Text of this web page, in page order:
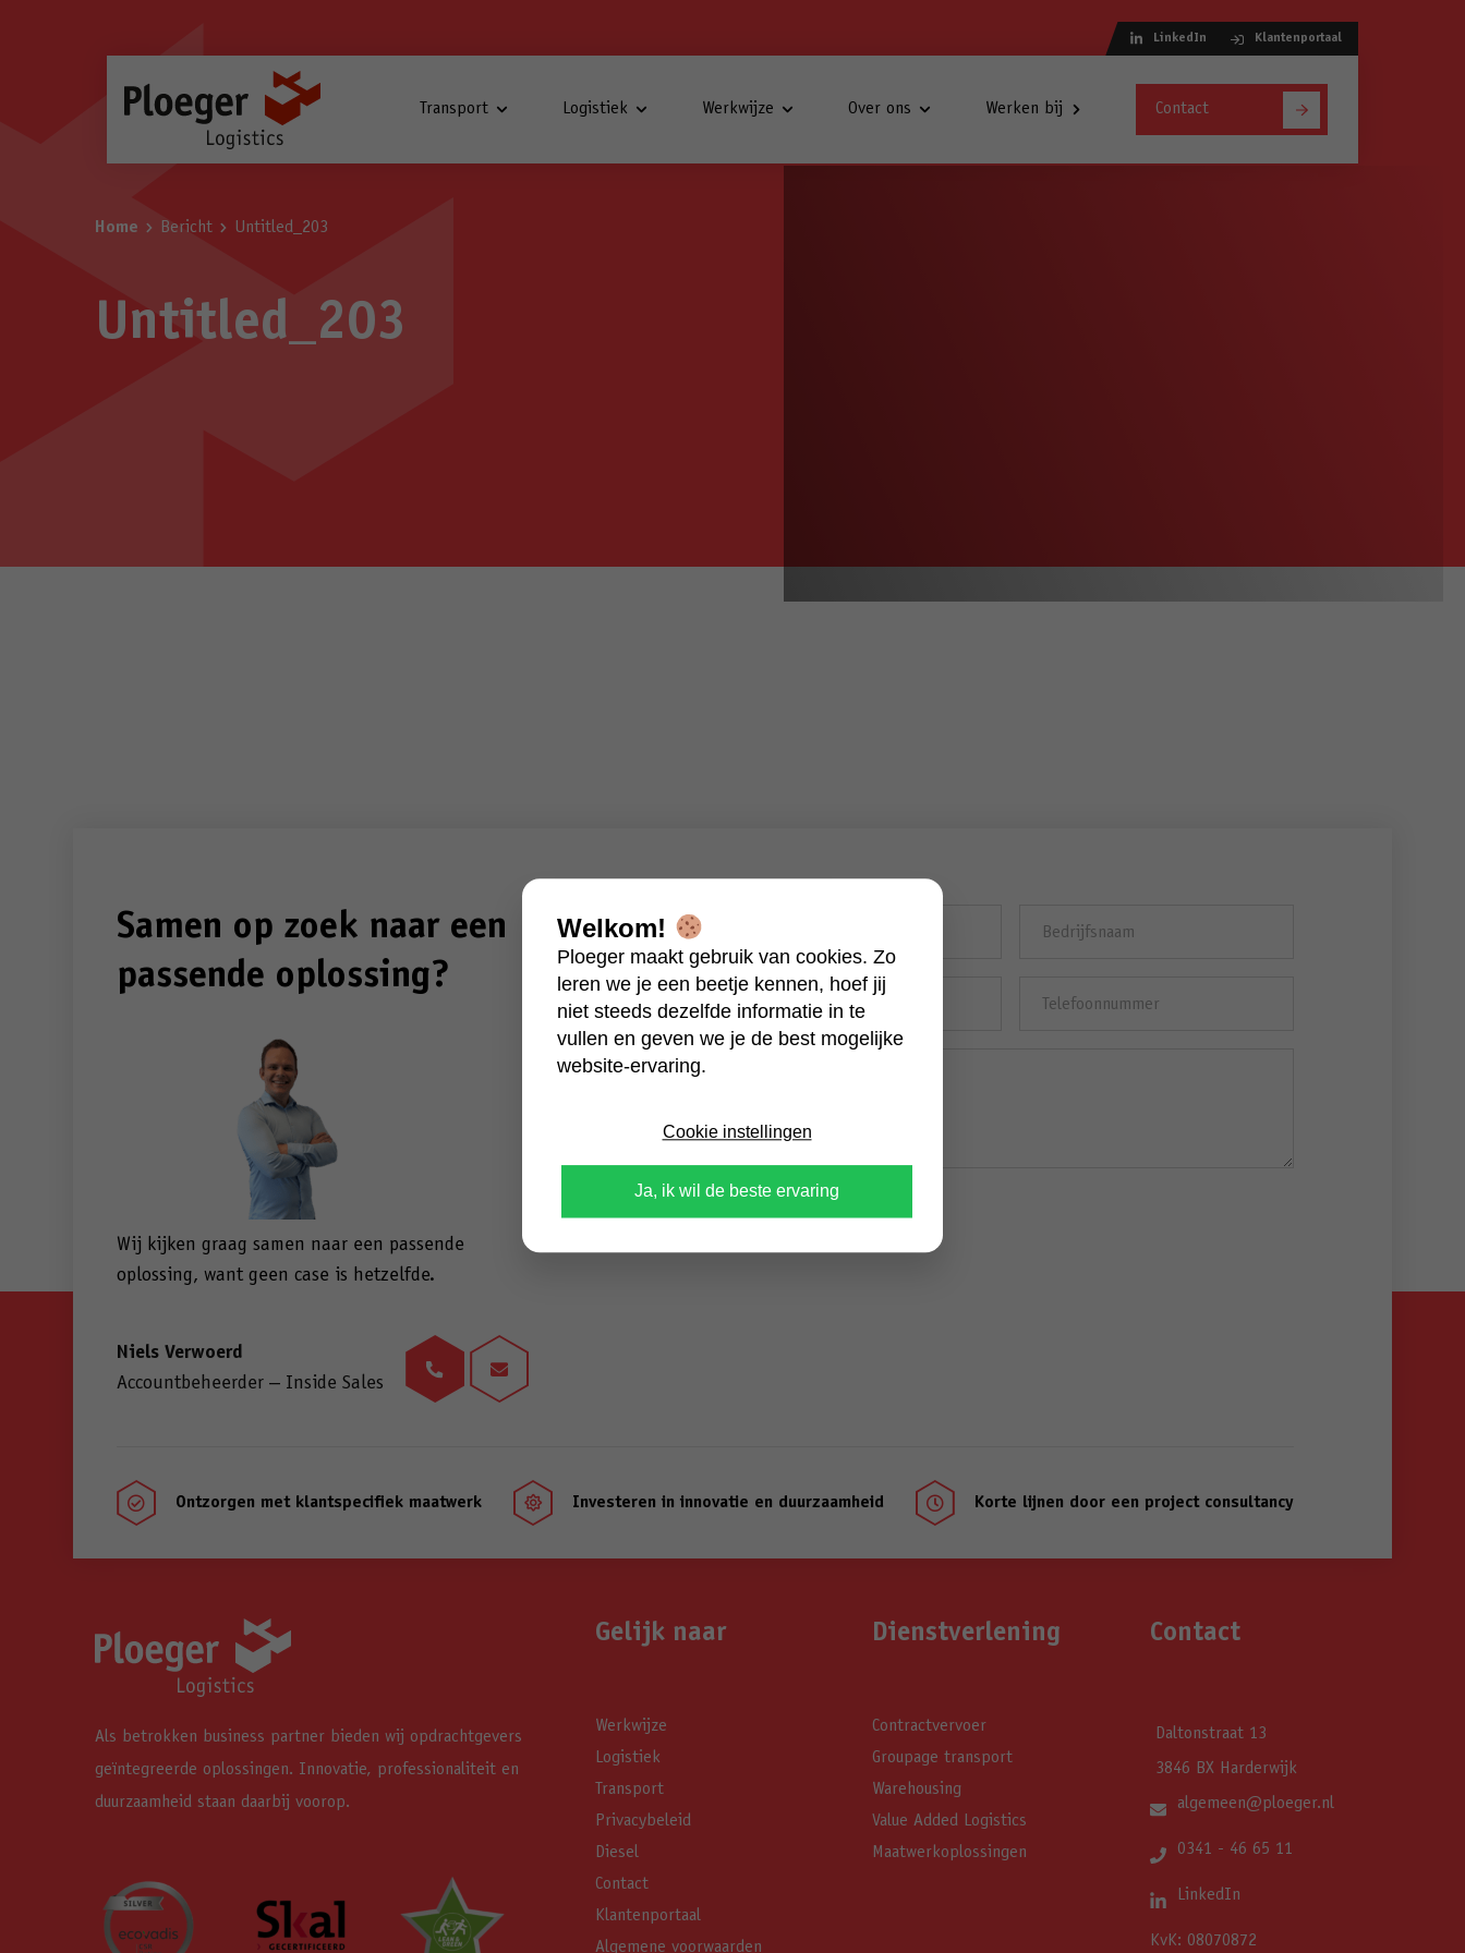
LinkedIn Klantenportaal
Transport Logistiek Werkwijze Over ons Werken bij Contact
Home Bericht Untitled_203
Untitled_203
Samen op zoek naar een
passende oplossing?
Wij kijken graag samen naar een passende
oplossing, want geen case is hetzelfde.
Niels Verwoerd
Accountbeheerder – Inside Sales
E-
mailadres
(Vereist)
 Ontzorgen met klantspecifiek maatwerk  Investeren in innovatie en duurzaamheid  Korte lijnen door een project consultancy
Als betrokken business partner bieden wij opdrachtgevers
geïntegreerde oplossingen. Innovatie, professionaliteit en
duurzaamheid staan daarbij voorop.
Gelijk naar
Werkwijze
Logistiek
Transport
Privacybeleid
Diesel
Contact
Klantenportaal
Algemene voorwaarden
Dienstverlening
Contractvervoer
Groupage transport
Warehousing
Value Added Logistics
Maatwerkoplossingen
Contact
Daltonstraat 13
3846 BX Harderwijk
algemeen@ploeger.nl
0341 - 46 65 11
LinkedIn
KvK: 08070872
Welkom!
Ploeger maakt gebruik van cookies. Zo
leren we je een beetje kennen, hoef jij
niet steeds dezelfde informatie in te
vullen en geven we je de best mogelijke
website-ervaring.
Cookie instellingen
Ja, ik wil de beste ervaring